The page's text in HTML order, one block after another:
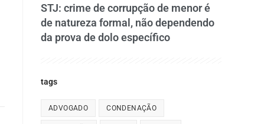
STJ: crime de corrupção de menor é
de natureza formal, não dependendo
da prova de dolo específico
tags
ADVOGADO CONDENAÇÃO